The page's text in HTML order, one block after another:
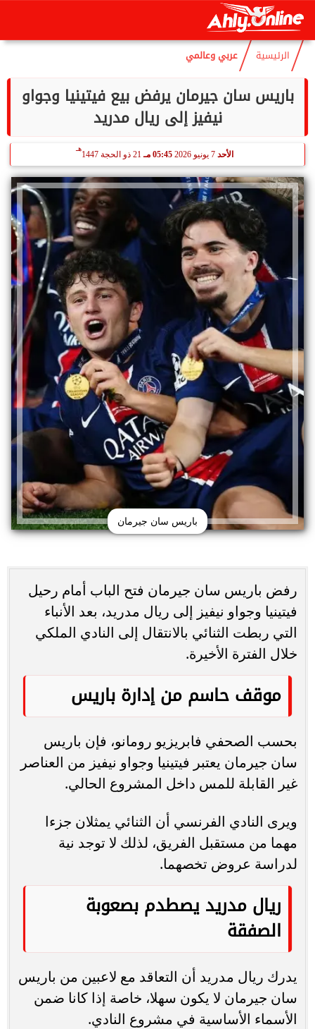
الخميس
الرئيسية عربي وعالمي
باريس سان جيرمان يرفض بيع فيتينيا وجواو
نيفيز إلى ريال مدريد
الأحد 05:45 مـ 21 ذو الحجة 1447
هـ
باريس سان جيرمان
رفض باريس سان جيرمان فتح الباب أمام رحيل
فيتينيا وجواو نيفيز إلى ريال مدريد، بعد الأنباء
التي ربطت الثنائي بالانتقال إلى النادي الملكي
خلال الفترة الأخيرة.
موقف حاسم من إدارة باريس
بحسب الصحفي فابريزيو رومانو، فإن باريس
سان جيرمان يعتبر فيتينيا وجواو نيفيز من العناصر
غير القابلة للمس داخل المشروع الحالي.
ويرى النادي الفرنسي أن الثنائي يمثلان جزءا
مهما من مستقبل الفريق، لذلك لا توجد نية
لدراسة عروض تخصهما.
ريال مدريد يصطدم بصعوبة
الصفقة
يدرك ريال مدريد أن التعاقد مع لاعبين من باريس
سان جيرمان لا يكون سهلا، خاصة إذا كانا ضمن
الأسماء الأساسية في مشروع النادي.